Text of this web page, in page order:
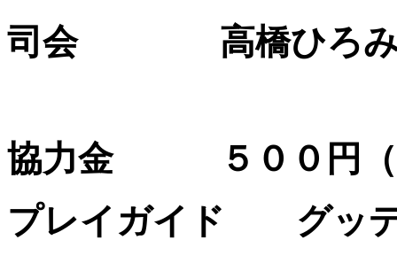
司会 高橋ひろみ（
協力金 ５００円（
プレイガイド グッ